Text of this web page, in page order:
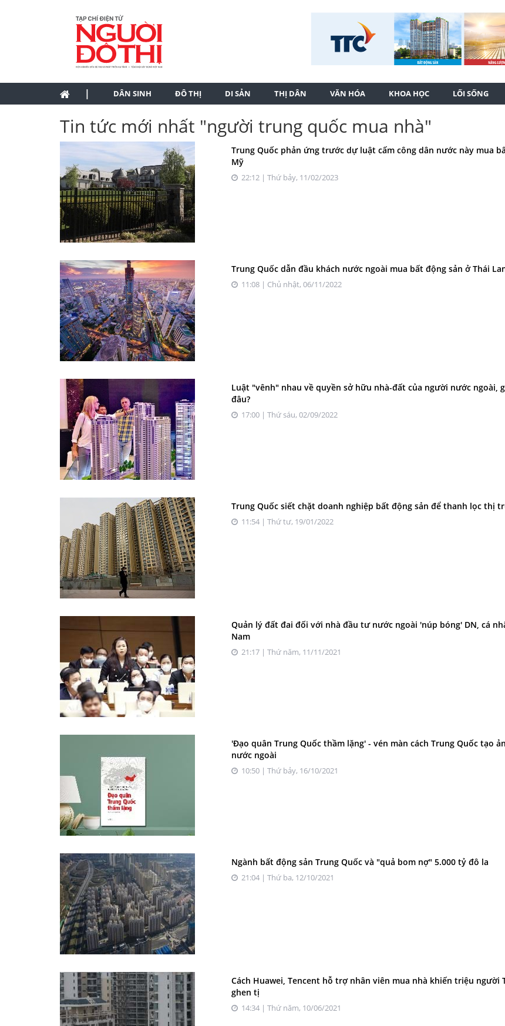
| DÂN SINH ĐÔ THỊ DI SẢN THỊ DÂN VĂN HÓA KHOA HỌC LỐI SỐNG
Tin tức mới nhất "người trung quốc mua nhà"
Trung Quốc phản ứng trước dự luật cấm công dân nước này mua
Mỹ
22:12 | Thứ bảy, 11/02/2023
Trung Quốc dẫn đầu khách nước ngoài mua bất động sản ở Thái
11:08 | Chủ nhật, 06/11/2022
Luật "vênh" nhau về quyền sở hữu nhà-đất của người nước ngoài,
đâu?
17:00 | Thứ sáu, 02/09/2022
Trung Quốc siết chặt doanh nghiệp bất động sản để thanh lọc thị
11:54 | Thứ tư, 19/01/2022
Quản lý đất đai đối với nhà đầu tư nước ngoài 'núp bóng' DN, cá
Nam
21:17 | Thứ năm, 11/11/2021
'Đạo quân Trung Quốc thầm lặng' - vén màn cách Trung Quốc tạo
nước ngoài
10:50 | Thứ bảy, 16/10/2021
Ngành bất động sản Trung Quốc và "quả bom nợ" 5.000 tỷ đô la
21:04 | Thứ ba, 12/10/2021
Cách Huawei, Tencent hỗ trợ nhân viên mua nhà khiến triệu người
ghen tị
14:34 | Thứ năm, 10/06/2021